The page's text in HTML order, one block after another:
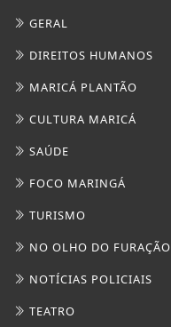
GERAL
DIREITOS HUMANOS
MARICÁ PLANTÃO
CULTURA MARICÁ
SAÚDE
FOCO MARINGÁ
TURISMO
NO OLHO DO FURAÇÃO
NOTÍCIAS POLICIAIS
TEATRO